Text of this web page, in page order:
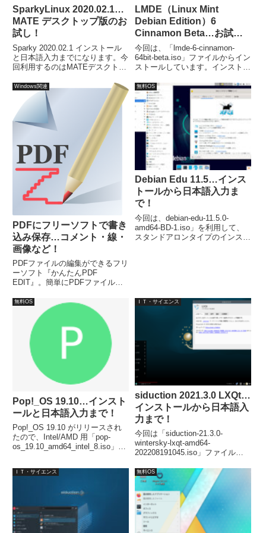
SparkyLinux 2020.02.1…
MATE デスクトップ版のお
試し！
Sparky 2020.02.1 インストール
と日本語入力までになります。今
回利用するのはMATEデスクトッ
「sparkylinux-2020.02.1-x86_64-
mate.iso」。インストールの手順
は少なく、非常に簡単に終了しま
す。
LMDE（Linux Mint
Debian Edition）6
Cinnamon Beta…お試し
インストール！
今回は、「lmde-6-cinnamon-
64bit-beta.iso」ファイルからイン
ストールしています。インストー
特に問題ないでしょう。日本語入
力については、別途 Fcitx などの
インストールが必要でした。
Windows関連
PDFにフリーソフトで書き
込み保存…コメント・線・
画像など！
PDFファイルの編集ができるフリ
ーソフト『かんたんPDF
EDIT』。簡単にPDFファイルに
どの編集可能。シンプルなインタ
ーフェイスで、直感的に操作でき
る。読み込み専用に設定してある
PDF文書の場合は、画像として別
に出力可能。
無料OS
Debian Edu 11.5…インス
トールから日本語入力ま
で！
今回は、debian-edu-11.5.0-
amd64-BD-1.iso」を利用して、
スタンドアロンタイプのインスト
無料OS
Pop!_OS 19.10…インスト
ールと日本語入力まで！
Pop!_OS 19.10 がリリースされ
たので、Intel/AMD 用「pop-
os_19.10_amd64_intel_8.iso」の
サラッと、映像や画像を中心にま
ＩＴ・サイエンス
siduction 2021.3.0 LXQt…
インストールから日本語入
力まで！
今回は「siduction-21.3.0-
wintersky-lxqt-amd64-
202208191045.iso」ファイルを
インストールは特に問題なく、日
本語入力については、Fcitx 等の
インストールが必要でした。
ＩＴ・サイエンス 無料OS